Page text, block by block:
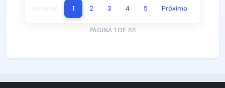
Anterior 1 2 3 4 5 Próximo
PÁGINA 1 DE 88